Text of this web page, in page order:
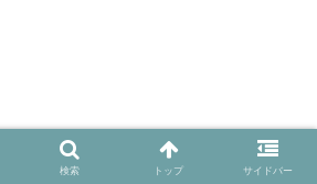
検索 トップ サイドバー